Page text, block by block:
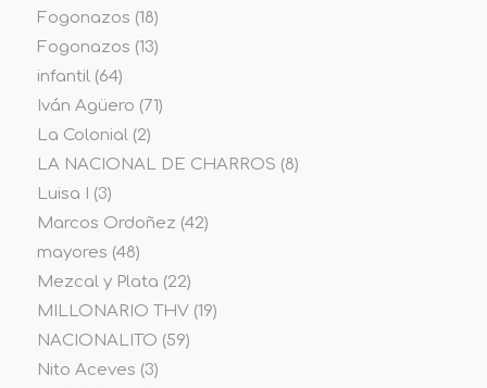
Fogonazos (18)
Fogonazos (13)
infantil(64)
Iván Agüero (71)
La Colonial(2)
LA NACIONAL DE CHARROS (8)
Luisa I
(3)
Marcos Ordoñez (42)
mayores (48)
Mezcal y Plata (22)
MILLONARIO THV(19)
NACIONALITO (59)
Nito Aceves (3)